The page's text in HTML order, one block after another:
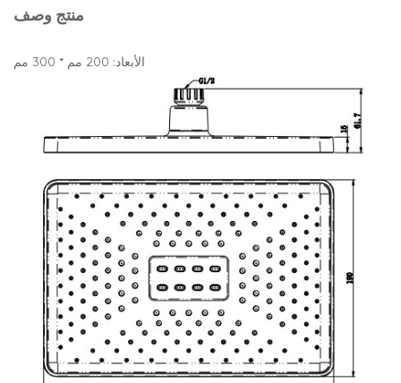
منتج وصف
الأبعاد: 200 مم * 300 مم